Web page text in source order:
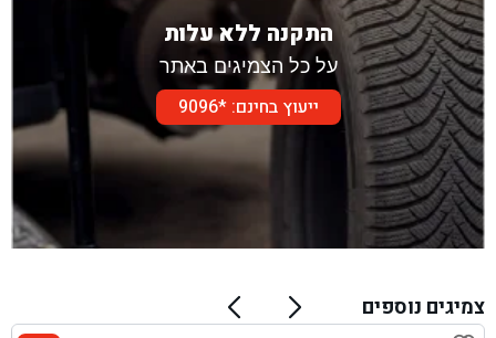
התקנה ללא עלות
על כל הצמיגים באתר
ייעוץ בחינם: *9096
צמיגים נוספים